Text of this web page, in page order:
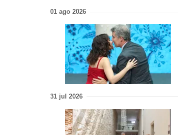
01 ago 2026
31 jul 2026